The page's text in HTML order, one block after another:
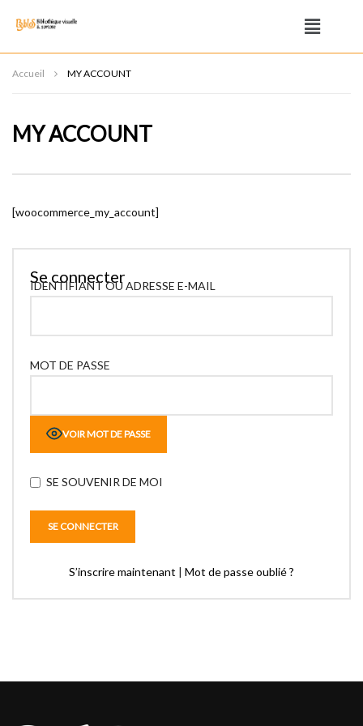
Accueil MY ACCOUNT
MY ACCOUNT
[woocommerce_my_account]
Se connecter
IDENTIFIANT OU ADRESSE E-MAIL
MOT DE PASSE
VOIR MOT DE PASSE
SE SOUVENIR DE MOI
S’inscrire maintenant | Mot de passe oublié ?